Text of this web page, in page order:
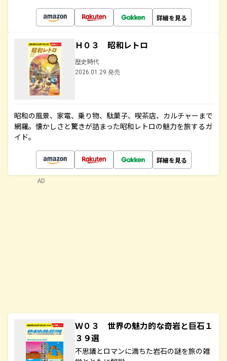
詳細を見る
Ｈ０３ 昭和レトロ
歴史時代
2026.01.29 発売
昭和の風景、家電、乗り物、駄菓子、喫茶店、カルチャーまで
網羅。懐かしさと驚きが詰まった昭和レトロの魅力を旅するガ
イド。
詳細を見る
Ｗ０３ 世界の魅力的な奇岩と巨石１
３９選
不思議とロマンに満ちた岩石の謎を旅の雑
AD